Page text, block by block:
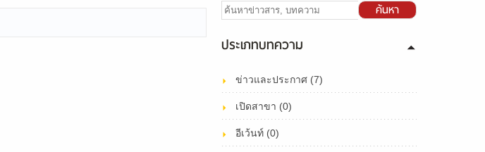
ค้นหา
ประเภทบทความ
ข่าวและประกาศ (7)
เปิดสาขา (0)
อีเว้นท์ (0)